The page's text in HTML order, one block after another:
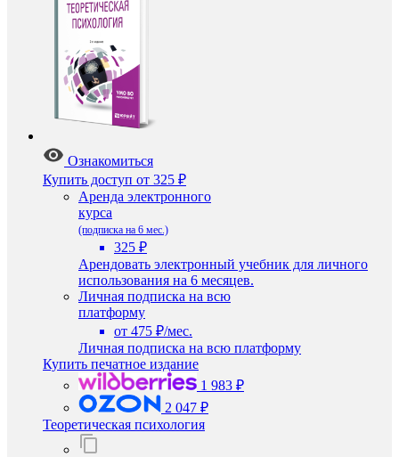
Ознакомиться
Купить доступ от 325 ₽
Аренда электронного
курса
(подписка на 6 мес.)
325 ₽
Арендовать электронный учебник для личного
использования на 6 месяцев.
Личная подписка на всю
платформу
от 475 ₽/мес.
Личная подписка на всю платформу
Купить печатное издание
1 983 ₽
2 047 ₽
Теоретическая психология